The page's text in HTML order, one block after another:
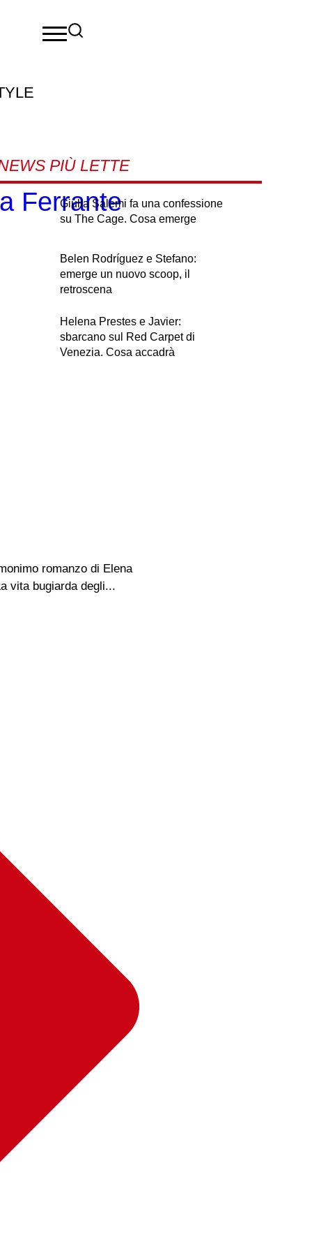
Ferrante
romanzo di Elena
vita bugiarda degli...
PIÙ LETTE
Giulia Salemi fa una confessione
su The Cage. Cosa emerge
Belen Rodríguez e Stefano:
emerge un nuovo scoop, il
retroscena
Helena Prestes e Javier:
sbarcano sul Red Carpet di
Venezia. Cosa accadrà